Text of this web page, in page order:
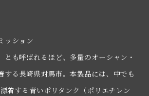
ッション
とも呼ばれるほど、多量のオーシャン・
する長崎県対馬市。本製品には、中でも
着する青いポリタンク（ポリエチレン